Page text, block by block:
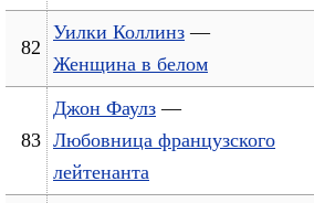
82
Уилки Коллинз —
Женщина в белом
83
Джон Фаулз —
Любовница французского
лейтенанта